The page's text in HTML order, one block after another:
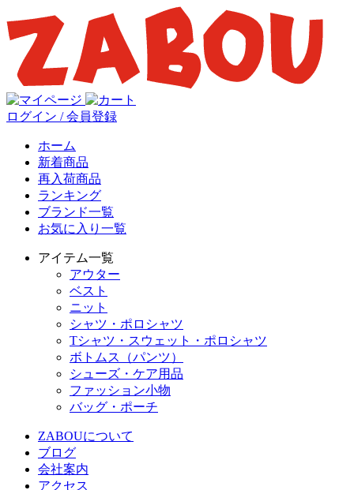
ログイン / 会員登録
ホーム
新着商品
再入荷商品
ランキング
ブランド一覧
お気に入り一覧
アイテム一覧
アウター
ベスト
ニット
シャツ・ポロシャツ
Tシャツ・スウェット・ポロシャツ
ボトムス（パンツ）
シューズ・ケア用品
ファッション小物
バッグ・ポーチ
ZABOUについて
ブログ
会社案内
アクセス